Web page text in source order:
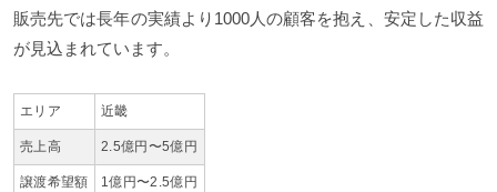
販売先では長年の実績より1000人の顧客を抱え、安定した収益
が見込まれています。
エリア 近畿
売上高 2.5億円〜5億円
譲渡希望額 1億円〜2.5億円